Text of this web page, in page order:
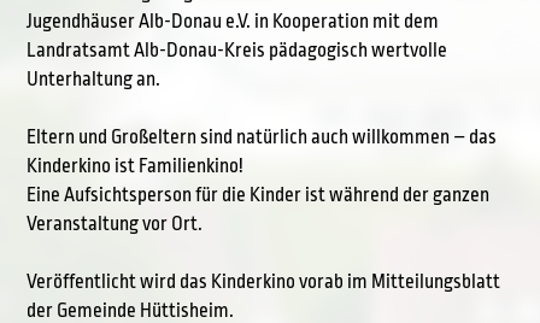
Jugendhäuser Alb-Donau e.V. in Kooperation mit dem
Landratsamt Alb-Donau-Kreis pädagogisch wertvolle
Unterhaltung an.
Eltern und Großeltern sind natürlich auch willkommen – das
Kinderkino ist Familienkino!
Eine Aufsichtsperson für die Kinder ist während der ganzen
Veranstaltung vor Ort.
Veröffentlicht wird das Kinderkino vorab im Mitteilungsblatt
der Gemeinde Hüttisheim.